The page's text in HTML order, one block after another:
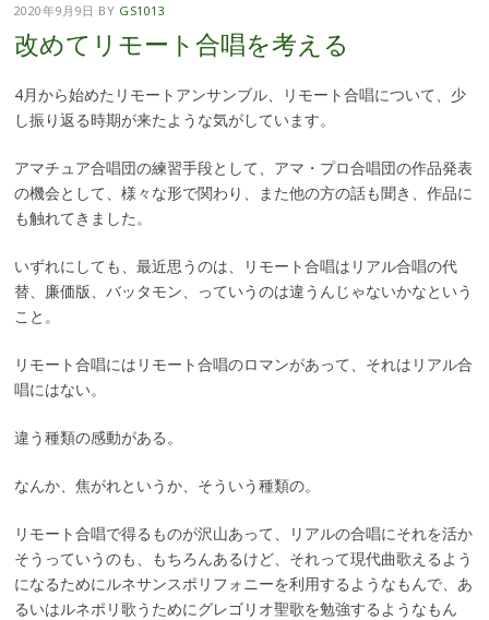
2020年9月9日 BY GS1013
改めてリモート合唱を考える
4月から始めたリモートアンサンブル、リモート合唱について、少
し振り返る時期が来たような気がしています。
アマチュア合唱団の練習手段として、アマ・プロ合唱団の作品発表
の機会として、様々な形で関わり、また他の方の話も聞き、作品に
も触れてきました。
いずれにしても、最近思うのは、リモート合唱はリアル合唱の代
替、廉価版、バッタモン、っていうのは違うんじゃないかなという
こと。
リモート合唱にはリモート合唱のロマンがあって、それはリアル合
唱にはない。
違う種類の感動がある。
なんか、焦がれというか、そういう種類の。
リモート合唱で得るものが沢山あって、リアルの合唱にそれを活か
そうっていうのも、もちろんあるけど、それって現代曲歌えるよう
になるためにルネサンスポリフォニーを利用するようなもんで、あ
るいはルネポリ歌うためにグレゴリオ聖歌を勉強するようなもん